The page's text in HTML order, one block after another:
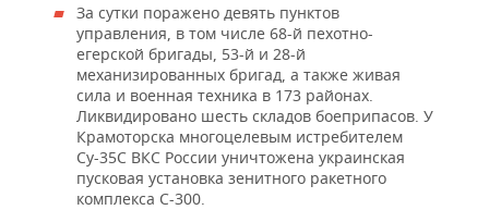
За сутки поражено девять пунктов
управления, в том числе 68-й пехотно-
егерской бригады, 53-й и 28-й
механизированных бригад, а также живая
сила и военная техника в 173 районах.
Ликвидировано шесть складов боеприпасов. У
Крамоторска многоцелевым истребителем
Су-35C ВКС России уничтожена украинская
пусковая установка зенитного ракетного
комплекса С-300.